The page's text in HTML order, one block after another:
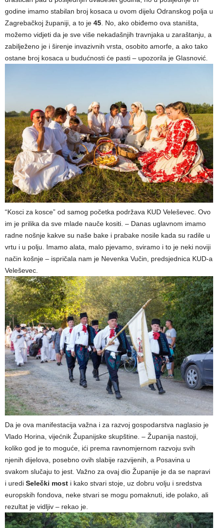
godine imamo stabilan broj kosaca u ovom dijelu Odranskog polja u
Zagrebačkoj županiji, a to je 45 . No, ako obiđemo ova staništa,
možemo vidjeti da je sve više nekadašnjih travnjaka u zaraštanju, a
zabilježeno je i širenje invazivnih vrsta, osobito amorfe, a ako tako
ostane broj kosaca u budućnosti će pasti – upozorila je Glasnović.
“Kosci za kosce” od samog početka podržava KUD Veleševec. Ovo
im je prilika da sve mlade nauče kositi. – Danas uglavnom imamo
radne nošnje kakve su naše bake i prabake nosile kada su radile u
vrtu i u polju. Imamo alata, malo pjevamo, sviramo i to je neki noviji
način košnje – ispričala nam je Nevenka Vučin, predsjednica KUD-a
Veleševec.
Da je ova manifestacija važna i za razvoj gospodarstva naglasio je
Vlado Horina, vijećnik Županijske skupštine. – Županija nastoji,
koliko god je to moguće, ići prema ravnomjernom razvoju svih
njenih dijelova, posebno ovih slabije razvijenih, a Posavina u
svakom slučaju to jest. Važno za ovaj dio Županije je da se napravi
i uredi Selečki most i kako stvari stoje, uz dobru volju i sredstva
europskih fondova, neke stvari se mogu pomaknuti, ide polako, ali
rezultat je vidljiv – rekao je.